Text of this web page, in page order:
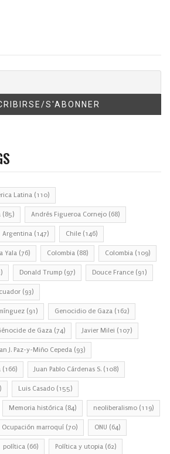
Latina (110)
(85) Andrés Figueroa Cornejo (68)
Argentina (147) Chile (146)
Yala (76) Colombia (88) Colombia (109)
Donald Trump (97) Douce France (91)
(93)
(91) Genocidio de Gaza (162)
de Gaza (74) Javier Milei (107)
J. Paz-y-Miño Cepeda (93)
(166) Juan Pablo Cárdenas S. (108)
Luis Casado (155)
Memoria histórica (84) neoliberalismo (119)
Ocupación marroquí (70) ONU (64)
política (66) Política y utopia (62)